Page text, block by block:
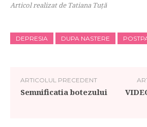
Articol realizat de Tatiana Tuţă
DEPRESIA DUPA NASTERE
ARTICOLUL PRECEDENT
Semnificatia botezului